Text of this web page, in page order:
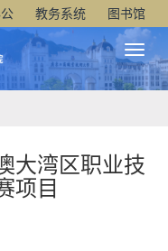
教务系统 图书馆
Toggle
大湾区职业技
项目